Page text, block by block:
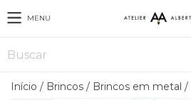
MENU
Início / Brincos / Brincos em metal /